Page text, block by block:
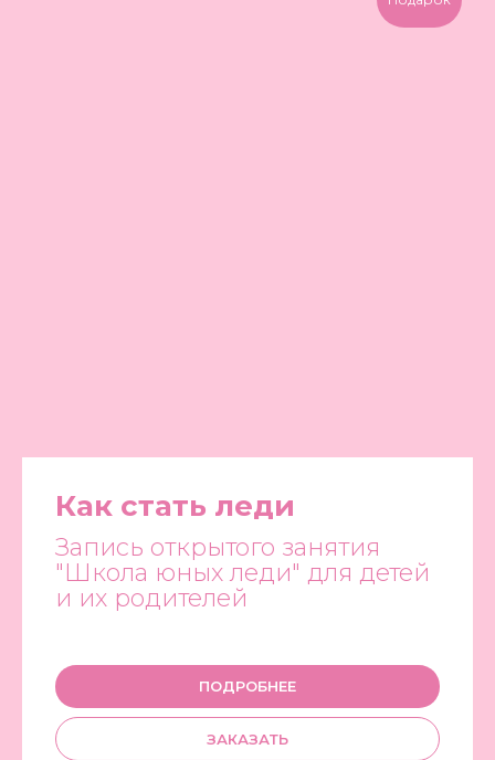
Как стать леди
Запись открытого занятия
"Школа юных леди" для детей
и их родителей
ПОДРОБНЕЕ
ЗАКАЗАТЬ